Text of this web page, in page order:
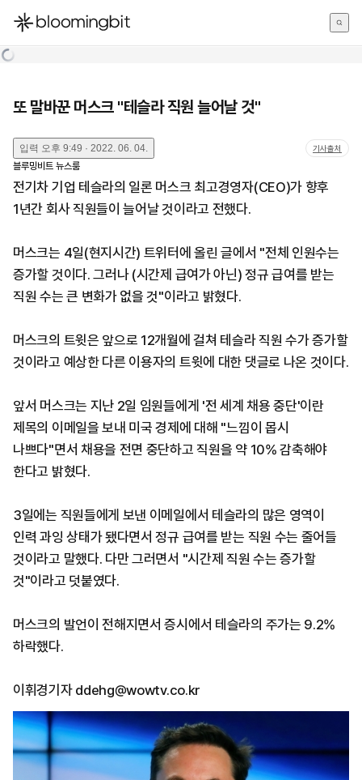
한국어
또 말바꾼 머스크 "테슬라 직원 늘어날 것"
입력 오후 9:49 · 2022. 06. 04. 기사출처
블루밍비트 뉴스룸
전기차 기업 테슬라의 일론 머스크 최고경영자(CEO)가 향후
1년간 회사 직원들이 늘어날 것이라고 전했다.
머스크는 4일(현지시간) 트위터에 올린 글에서 "전체 인원수는
증가할 것이다. 그러나 (시간제 급여가 아닌) 정규 급여를 받는
직원 수는 큰 변화가 없을 것"이라고 밝혔다.
머스크의 트윗은 앞으로 12개월에 걸쳐 테슬라 직원 수가 증가할
것이라고 예상한 다른 이용자의 트윗에 대한 댓글로 나온 것이다.
앞서 머스크는 지난 2일 임원들에게 '전 세계 채용 중단'이란
제목의 이메일을 보내 미국 경제에 대해 "느낌이 몹시
나쁘다"면서 채용을 전면 중단하고 직원을 약 10% 감축해야
한다고 밝혔다.
3일에는 직원들에게 보낸 이메일에서 테슬라의 많은 영역이
인력 과잉 상태가 됐다면서 정규 급여를 받는 직원 수는 줄어들
것이라고 말했다. 다만 그러면서 "시간제 직원 수는 증가할
것"이라고 덧붙였다.
머스크의 발언이 전해지면서 증시에서 테슬라의 주가는 9.2%
하락했다.
이휘경기자 ddehg@wowtv.co.kr